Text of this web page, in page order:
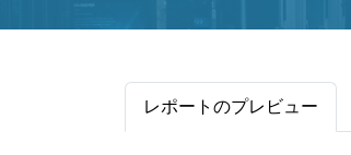
レポートのプレビュー